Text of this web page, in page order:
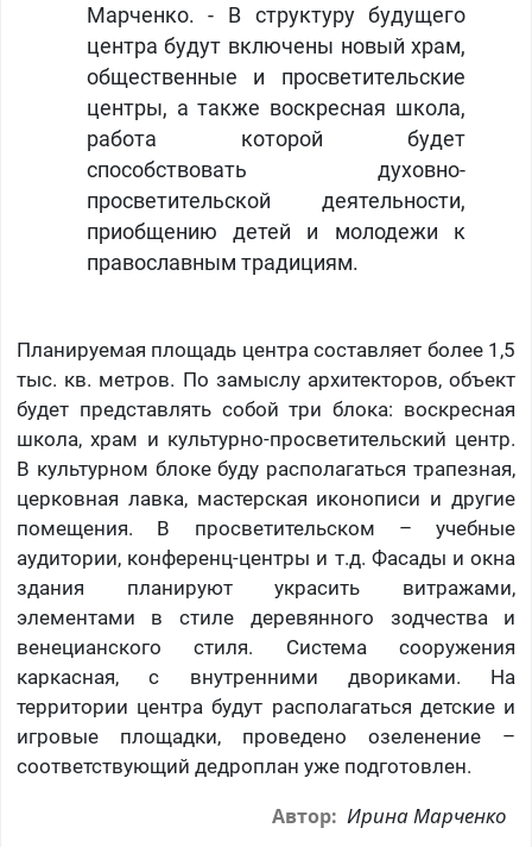
Марченко. - В структуру будущего
центра будут включены новый храм,
общественные и просветительские
центры, а также воскресная школа,
работа которой будет
способствовать духовно-
просветительской деятельности,
приобщению детей и молодежи к
православным традициям.
Планируемая площадь центра составляет более 1,5
тыс. кв. метров. По замыслу архитекторов, объект
будет представлять собой три блока: воскресная
школа, храм и культурно-просветительский центр.
В культурном блоке буду располагаться трапезная,
церковная лавка, мастерская иконописи и другие
помещения. В просветительском – учебные
аудитории, конференц-центры и т.д. Фасады и окна
здания планируют украсить витражами,
элементами в стиле деревянного зодчества и
венецианского стиля. Система сооружения
каркасная, с внутренними двориками. На
территории центра будут располагаться детские и
игровые площадки, проведено озеленение –
соответствующий дедроплан уже подготовлен.
Автор: Ирина Марченко